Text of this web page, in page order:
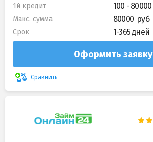
1й кредит 100 - 80000
Макс. сумма 80000
Срок 1-365 дней
Оформить заявку
Сравнить